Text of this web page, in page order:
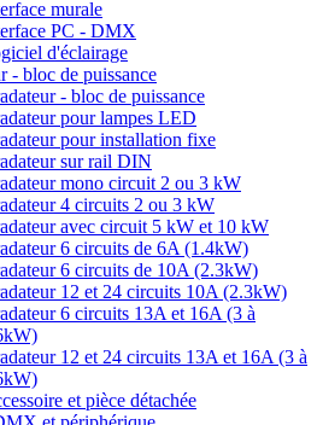
murale
PC - DMX
d'éclairage
- bloc de puissance
- bloc de puissance
pour lampes LED
pour installation fixe
sur rail DIN
mono circuit 2 ou 3 kW
4 circuits 2 ou 3 kW
avec circuit 5 kW et 10 kW
6 circuits de 6A (1.4kW)
6 circuits de 10A (2.3kW)
12 et 24 circuits 10A (2.3kW)
6 circuits 13A et 16A (3 à
12 et 24 circuits 13A et 16A (3 à
et pièce détachée